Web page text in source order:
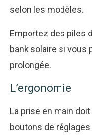
selon les modèles.
Emportez des piles
bank solaire si vous
prolongée.
L’ergonomie
La prise en main
boutons de